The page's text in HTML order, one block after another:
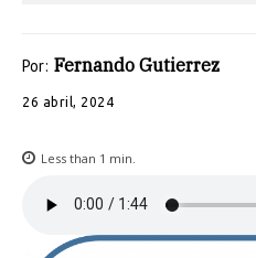
Por: Fernando Gutierrez
26 abril, 2024
Less than 1 min.